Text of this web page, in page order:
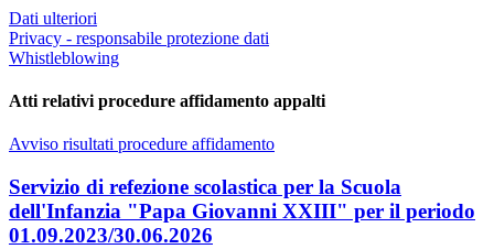
Dati ulteriori
Privacy - responsabile protezione dati
Whistleblowing
Atti relativi procedure affidamento appalti
Avviso risultati procedure affidamento
Servizio di refezione scolastica per la Scuola
dell'Infanzia "Papa Giovanni XXIII" per il periodo
01.09.2023/30.06.2026